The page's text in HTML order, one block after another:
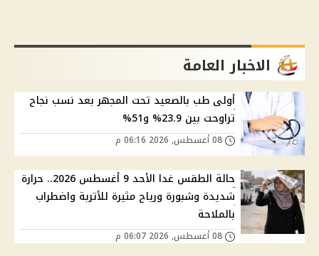
الاخبار العامة
أولى طب بالصعيد تحت المجهر بعد نسب نجاح
تراوحت بين 23.9% و51%
حالة الطقس غدا الأحد 9 أغسطس 2026.. حرارة
شديدة وشبورة ورياح مثيرة للأتربة واضطراب
بالملاحة